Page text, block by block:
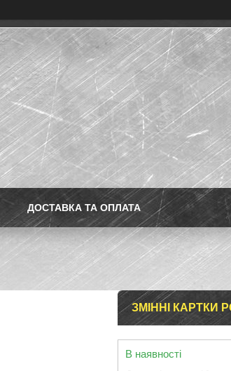
ДОСТАВКА ТА ОПЛАТА
ЗМІННІ КАРТКИ
В наявності